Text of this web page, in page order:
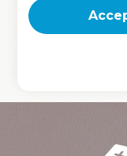
équipe, un